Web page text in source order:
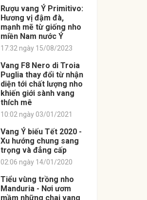
Rượu vang Ý Primitivo:
Hương vị đậm đà,
mạnh mẽ từ giống nho
miền Nam nước Ý
17:32 ngày 15/08/2023
Vang F8 Nero di Troia
Puglia thay đổi từ nhận
diện tới chất lượng nho
khiến giới sành vang
thích mê
10:02 ngày 03/01/2021
Vang Ý biếu Tết 2020 -
Xu hướng chung sang
trọng và đẳng cấp
02:06 ngày 14/01/2020
Tiểu vùng trồng nho
Manduria - Nơi ươm
mầm những chai vang